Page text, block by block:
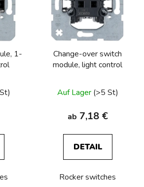
1-
Change-over switch
module, light control
Auf Lager (>5 St)
ab 7,18 €
DETAIL
Rocker switches